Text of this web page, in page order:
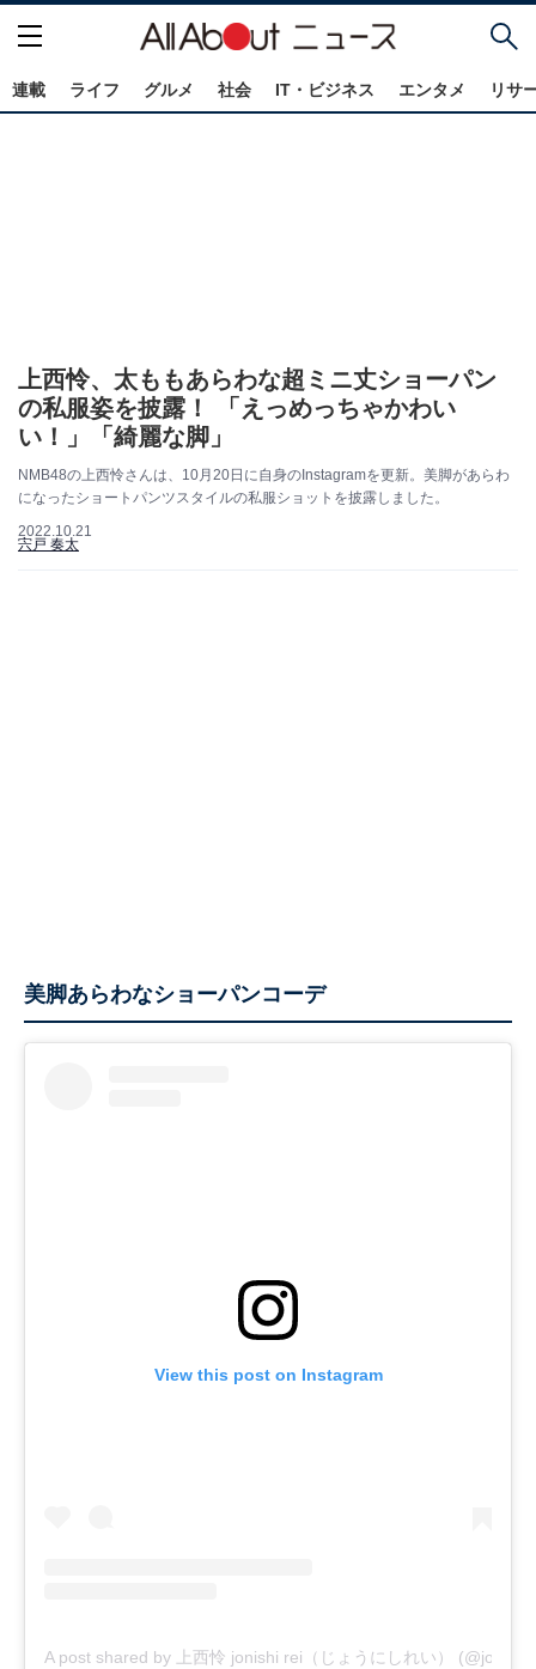
連載 ライフ グルメ 社会 IT・ビジネス エンタメ リサ
上西怜、太ももあらわな超ミニ丈ショーパン
の私服姿を披露！ 「えっめっちゃかわい
い！」「綺麗な脚」
NMB48の上西怜さんは、10月20日に自身のInstagramを更新。美脚があらわ
になったショートパンツスタイルの私服ショットを披露しました。
2022.10.21
宍戸 奏太
美脚あらわなショーパンコーデ
View this post on Instagram
A post shared by 上西怜 jonishi rei（じょうにしれい）